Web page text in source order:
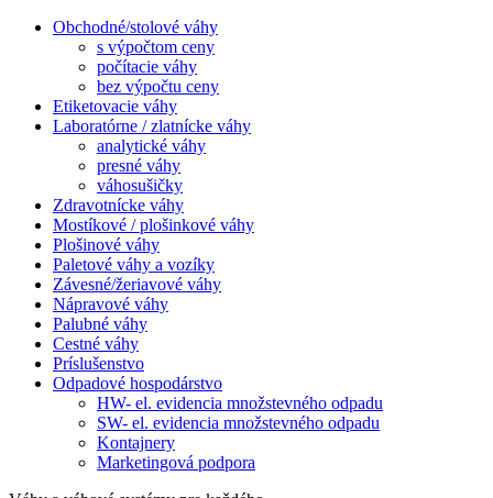
Obchodné/stolové váhy
s výpočtom ceny
počítacie váhy
bez výpočtu ceny
Etiketovacie váhy
Laboratórne / zlatnícke váhy
analytické váhy
presné váhy
váhosušičky
Zdravotnícke váhy
Mostíkové / plošinkové váhy
Plošinové váhy
Paletové váhy a vozíky
Závesné/žeriavové váhy
Nápravové váhy
Palubné váhy
Cestné váhy
Príslušenstvo
Odpadové hospodárstvo
HW- el. evidencia množstevného odpadu
SW- el. evidencia množstevného odpadu
Kontajnery
Marketingová podpora